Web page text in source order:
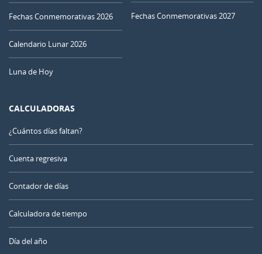
Fechas Conmemorativas 2026
Calendario Lunar 2026
Luna de Hoy
Fechas Conmemorativas 2027
CALCULADORAS
¿Cuántos días faltan?
Cuenta regresiva
Contador de días
Calculadora de tiempo
Día del año